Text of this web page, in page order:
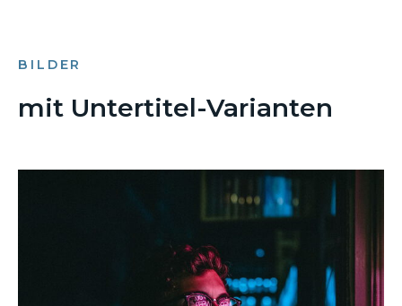
BILDER
mit Untertitel-Varianten